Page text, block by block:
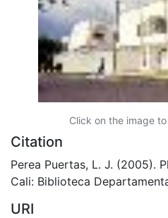
Click on the image
Citation
Perea Puertas, L. J. (2005).
Cali: Biblioteca
URI